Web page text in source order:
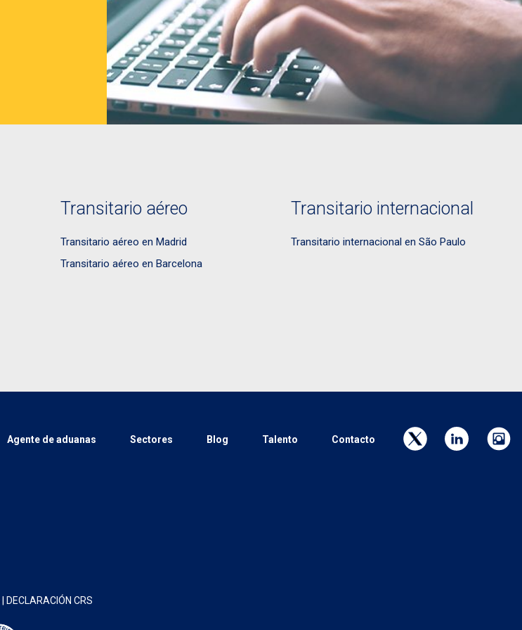
Transitario aéreo
Transitario aéreo en Madrid
Transitario aéreo en Barcelona
Transitario internacional
Transitario internacional en São Paulo
Agente de aduanas Sectores Blog Talento Contacto
DECLARACIÓN CRS